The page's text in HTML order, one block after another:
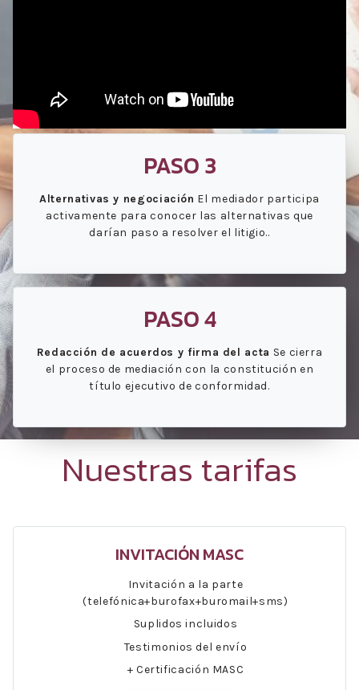
PASO 3
Alternativas y negociación El mediador participa
activamente para conocer las alternativas que
darían paso a resolver el litigio..
PASO 4
Redacción de acuerdos y firma del acta Se cierra
el proceso de mediación con la constitución en
título ejecutivo de conformidad.
Nuestras tarifas
INVITACIÓN MASC
Invitación a la parte
(telefónica+burofax+buromail+sms)
Suplidos incluidos
Testimonios del envío
+ Certificación MASC